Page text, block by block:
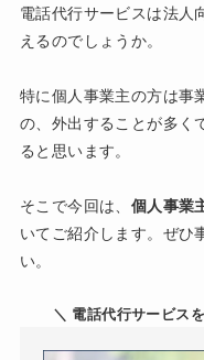
電話代行サービスは法人
えるのでしょうか。
特に個人事業主の方は事
の、外出することが多く
ると思います。
そこで今回は、 個人事業
いてご紹介します。ぜひ
い。
＼ 電話代行サービス